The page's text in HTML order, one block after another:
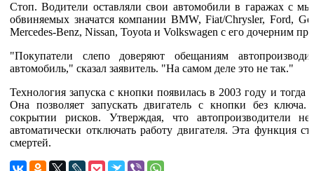
Стоп. Водители оставляли свои автомобили в гаражах с
обвиняемых значатся компании BMW, Fiat/Chrysler, Ford,
Mercedes-Benz, Nissan, Toyota и Volkswagen с его дочерним
"Покупатели слепо доверяют обещаниям
автомобиль," сказал заявитель. "На самом деле это не так."
Технология запуска с кнопки появилась в 2003 году и
Она позволяет запускать двигатель с кнопки без
сокрытии рисков. Утверждая, что автопроизводители
автоматически отключать работу двигателя. Эта функция
смертей.